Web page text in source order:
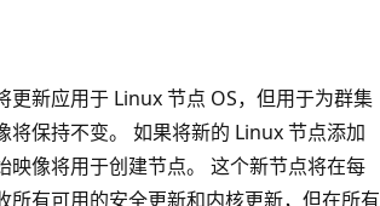
更新应用于 Linux 节点 OS，但用于为群集
将保持不变。 如果将新的 Linux 节点添加
映像将用于创建节点。 这个新节点将在每
所有可用的安全更新和内核更新，但在所有